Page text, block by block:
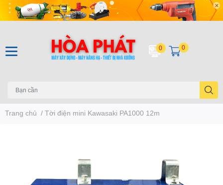
0 0
Trang chủ / Tời điện mini Kawasaki PA1000 12m